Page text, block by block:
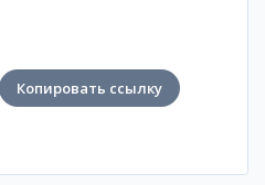
Копировать ссылку